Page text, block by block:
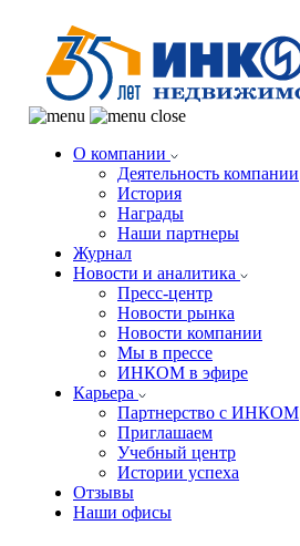
О компании
Деятельность компании
История
Награды
Наши партнеры
Журнал
Новости и аналитика
Пресс-центр
Новости рынка
Новости компании
Мы в прессе
ИНКОМ в эфире
Карьера
Партнерство с ИНКОМ
Приглашаем
Учебный центр
Истории успеха
Отзывы
Наши офисы